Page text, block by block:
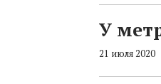
У
21 июля 2020